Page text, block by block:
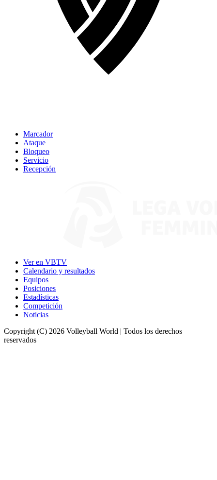
Marcador
Ataque
Bloqueo
Servicio
Recepción
Ver en VBTV
Calendario y resultados
Equipos
Posiciones
Estadísticas
Competición
Noticias
Copyright (C) 2026 Volleyball World | Todos los derechos
reservados